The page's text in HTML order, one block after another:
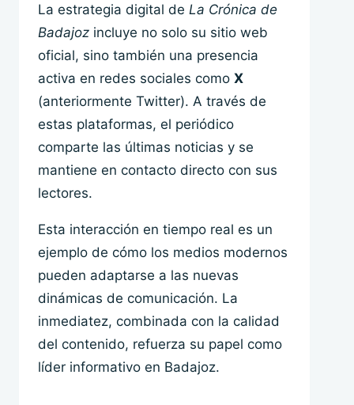
La estrategia digital de La Crónica de
Badajoz incluye no solo su sitio web
oficial, sino también una presencia
activa en redes sociales como X
(anteriormente Twitter). A través de
estas plataformas, el periódico
comparte las últimas noticias y se
mantiene en contacto directo con sus
lectores.
Esta interacción en tiempo real es un
ejemplo de cómo los medios modernos
pueden adaptarse a las nuevas
dinámicas de comunicación. La
inmediatez, combinada con la calidad
del contenido, refuerza su papel como
líder informativo en Badajoz.